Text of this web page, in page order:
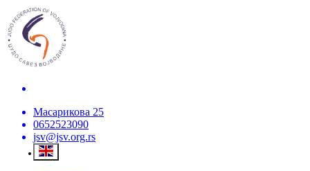
Масарикова 25
0652523090
jsv@jsv.org.rs